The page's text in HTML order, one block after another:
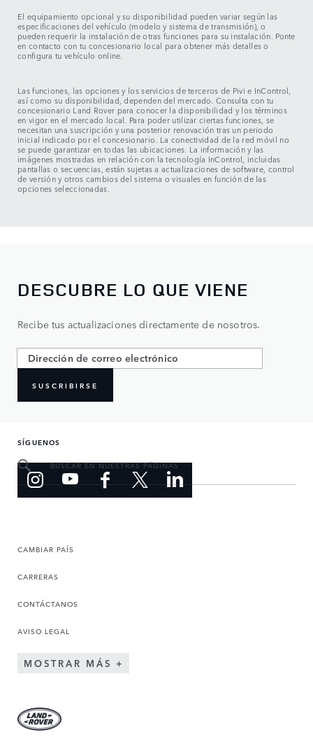
El equipamiento opcional y su disponibilidad pueden variar según las
especificaciones del vehículo (modelo y sistema de transmisión), o
pueden requerir la instalación de otras funciones para su instalación. Ponte
en contacto con tu concesionario local para obtener más detalles o
configura tu vehículo online.
Las funciones, las opciones y los servicios de terceros de Pivi e InControl,
así como su disponibilidad, dependen del mercado. Consulta con tu
concesionario Land Rover para conocer la disponibilidad y los términos
en vigor en el mercado local. Para poder utilizar ciertas funciones, se
necesitan una suscripción y una posterior renovación tras un periodo
inicial indicado por el concesionario. La conectividad de la red móvil no
se puede garantizar en todas las ubicaciones. La información y las
imágenes mostradas en relación con la tecnología InControl, incluidas
pantallas o secuencias, están sujetas a actualizaciones de software, control
de versión y otros cambios del sistema o visuales en función de las
opciones seleccionadas.
DESCUBRE LO QUE VIENE
Recibe tus actualizaciones directamente de nosotros.
SUSCRIBIRSE
SÍGUENOS
BUSCAR EN NUESTRAS PÁGINAS
CAMBIAR PAÍS
CARRERAS
CONTÁCTANOS
AVISO LEGAL
MOSTRAR MÁS